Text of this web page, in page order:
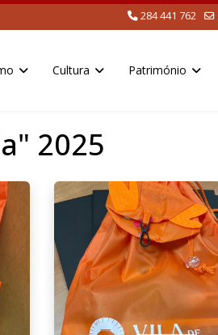
284 441 762
Cultura Património
2025